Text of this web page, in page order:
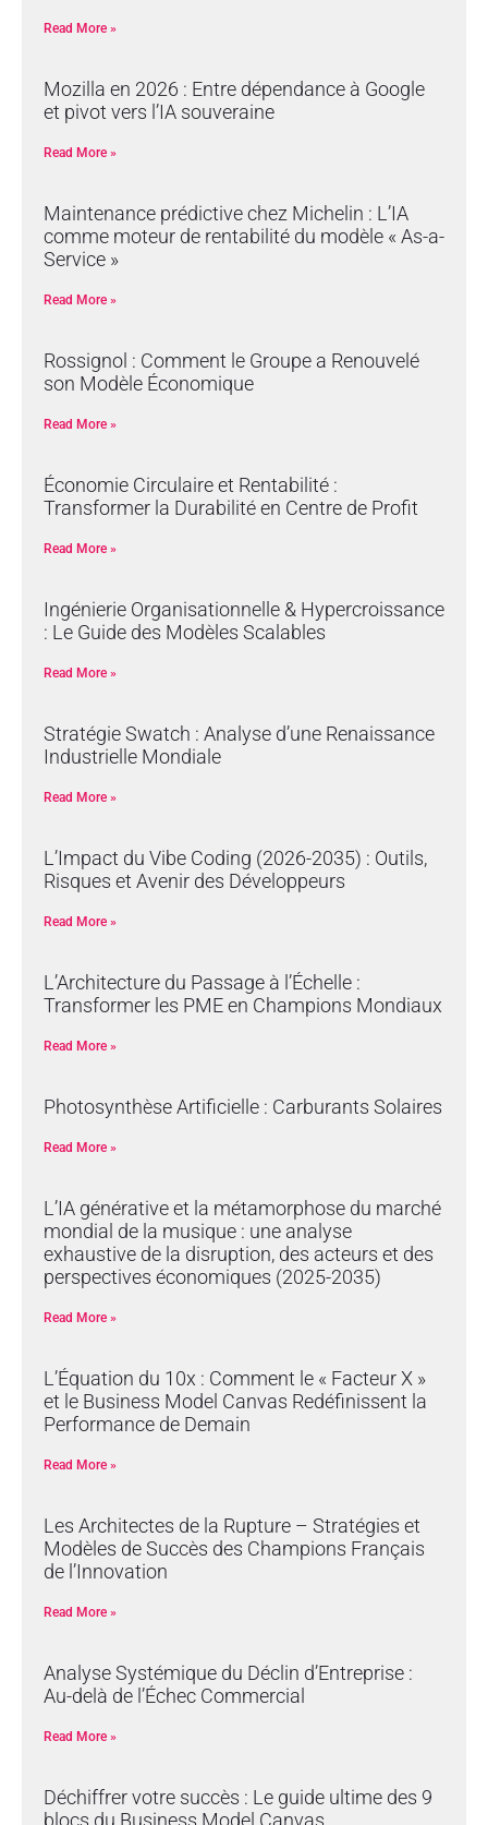
Read More »
Mozilla en 2026 : Entre dépendance à Google
et pivot vers l’IA souveraine
Read More »
Maintenance prédictive chez Michelin : L’IA
comme moteur de rentabilité du modèle « As-a-
Service »
Read More »
Rossignol : Comment le Groupe a Renouvelé
son Modèle Économique
Read More »
Économie Circulaire et Rentabilité :
Transformer la Durabilité en Centre de Profit
Read More »
Ingénierie Organisationnelle & Hypercroissance
: Le Guide des Modèles Scalables
Read More »
Stratégie Swatch : Analyse d’une Renaissance
Industrielle Mondiale
Read More »
L’Impact du Vibe Coding (2026-2035) : Outils,
Risques et Avenir des Développeurs
Read More »
L’Architecture du Passage à l’Échelle :
Transformer les PME en Champions Mondiaux
Read More »
Photosynthèse Artificielle : Carburants Solaires
Read More »
L’IA générative et la métamorphose du marché
mondial de la musique : une analyse
exhaustive de la disruption, des acteurs et des
perspectives économiques (2025-2035)
Read More »
L’Équation du 10x : Comment le « Facteur X »
et le Business Model Canvas Redéfinissent la
Performance de Demain
Read More »
Les Architectes de la Rupture – Stratégies et
Modèles de Succès des Champions Français
de l’Innovation
Read More »
Analyse Systémique du Déclin d’Entreprise :
Au-delà de l’Échec Commercial
Read More »
Déchiffrer votre succès : Le guide ultime des 9
blocs du Business Model Canvas